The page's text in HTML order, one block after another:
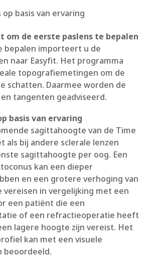
op basis van ervaring
om de eerste paslens te bepalen
bepalen importeert u de
naar Easyfit. Het programma
topografiemetingen om de
schatten. Daarmee worden de
tangenten geadviseerd.
basis van ervaring
sagittahoogte van de Time
als bij andere sclerale lenzen
sagittahoogte per oog. Een
kan een dieper
en een grotere verhoging van
in vergelijking met een
een patiënt die een
of een refractieoperatie heeft
lagere hoogte zijn vereist. Het
kan met een visuele
beoordeeld.